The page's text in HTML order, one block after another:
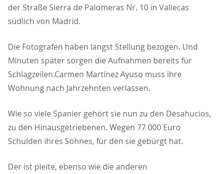
der Straße Sierra de Palomeras Nr. 10 in Vallecas
südlich von Madrid.
Die Fotografen haben längst Stellung bezogen. Und
Minuten später sorgen die Aufnahmen bereits für
Schlagzeilen.Carmen Martínez Ayuso muss ihre
Wohnung nach Jahrzehnten verlassen.
Wie so viele Spanier gehört sie nun zu den Desahucios,
zu den Hinausgetriebenen. Wegen 77 000 Euro
Schulden ihres Sohnes, für den sie gebürgt hat.
Der ist pleite, ebenso wie die anderen